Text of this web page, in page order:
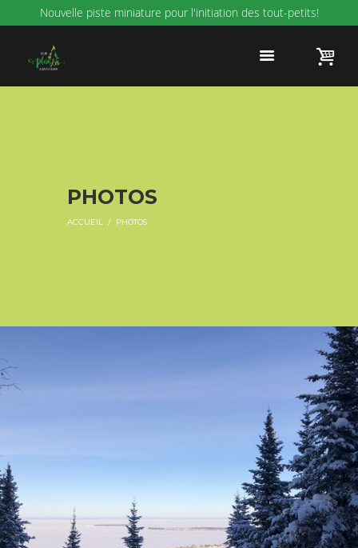
Nouvelle piste miniature pour l'initiation des tout-petits!
PHOTOS
ACCUEIL PHOTOS